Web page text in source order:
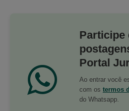
Participe
Portal
Ao entrar você
com os termos
do Whatsapp.